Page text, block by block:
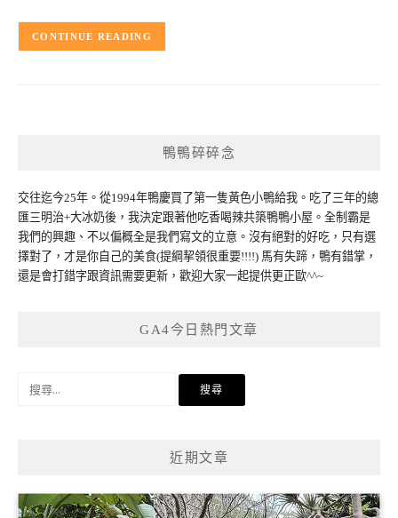
CONTINUE READING
鴨鴨碎碎念
交往迄今25年。從1994年鴨慶買了第一隻黃色小鴨給我。吃了三年的總
匯三明治+大冰奶後，我決定跟著他吃香喝辣共築鴨鴨小屋。全制霸是
我們的興趣、不以偏概全是我們寫文的立意。沒有絕對的好吃，只有選
擇對了，才是你自己的美食(提綱挈領很重要!!!!) 馬有失蹄，鴨有錯掌，
還是會打錯字跟資訊需要更新，歡迎大家一起提供更正歐^^~
GA4今日熱門文章
近期文章